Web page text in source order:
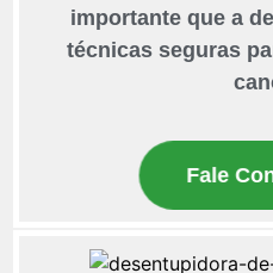
importante que a
técnicas seguras
Fale